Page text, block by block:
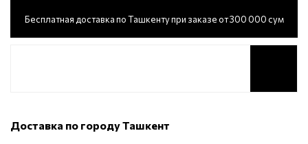
Бесплатная доставка по Ташкенту при заказе от 300 000 сум
Доставка по городу Ташкент